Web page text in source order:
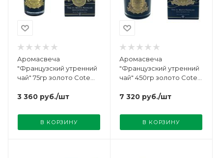
Аромасвеча
"Французский утренний
чай" 75гр золото Cote
3 360 руб./шт
В КОРЗИНУ
Аромасвеча
"Французский утренний
чай" 450гр золото Cote
7 320 руб./шт
В КОРЗИНУ